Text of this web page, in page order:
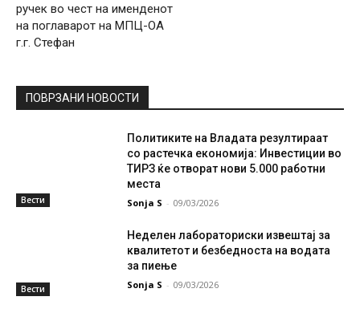
ручек во чест на именденот
на поглаварот на МПЦ-ОА
г.г. Стефан
ПОВРЗАНИ НОВОСТИ
Вести
Политиките на Владата резултираат
со растечка економија: Инвестиции во
ТИРЗ ќе отворат нови 5.000 работни
места
Sonja S - 09/03/2026
Вести
Неделен лабораториски извештај за
квалитетот и безбедноста на водата
за пиење
Sonja S - 09/03/2026